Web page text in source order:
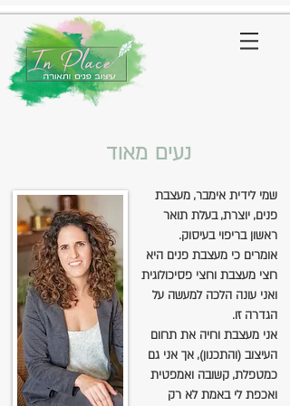
נעים מאוד
שמי לידית אימבר, מעצבת
פנים, יוצרת, בעלת תואר
ראשון בריפוי בעיסוק.
אומרים כי מעצבת פנים היא
חצי מעצבת וחצי פסיכולוגית
ואני עונה הלכה למעשה על
הגדרה זו.
אני מעצבת וחיה את תחום
העיצוב (והתכנון), אך אני גם
כמטפלת, קשובה ואמפטית
ואכפת לי באמת לא רק